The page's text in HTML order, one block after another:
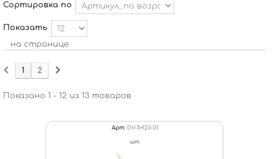
Сортировка по
Показать
на странице
1 2
Показано 1 - 12 из 13 товаров
Арт: DV-5423-01
шт